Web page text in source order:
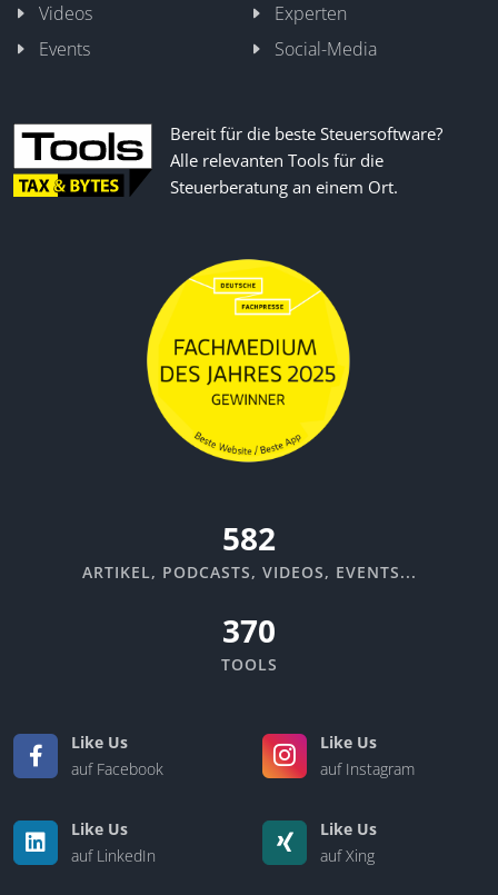
Videos
Experten
Events
Social-Media
Bereit für die beste Steuersoftware?
Alle relevanten Tools für die
Steuerberatung an einem Ort.
670
ARTIKEL, PODCASTS, VIDEOS, EVENTS...
370
TOOLS
Like Us
auf Facebook
Like Us
auf Instagram
Like Us
auf LinkedIn
Like Us
auf Xing